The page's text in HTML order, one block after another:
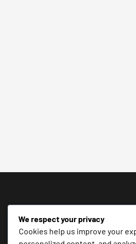
We respect your privacy
Cookies help us improve your